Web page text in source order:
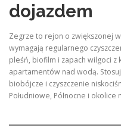
dojazdem
Zegrze to rejon o zwiększonej
wymagają regularnego
pleśń, biofilm i zapach wilgoci
apartamentów nad wodą.
biobójcze i czyszczenie
Południowe, Północne i okolice